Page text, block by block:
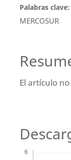
Palabras clave:
MERCOSUR
El artículo